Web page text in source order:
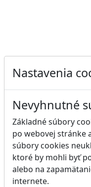
Nastavenia
Nevyhnutné
Základné súbory
po webovej stránke
súbory cookies
ktoré by mohli byť
alebo na
internete.